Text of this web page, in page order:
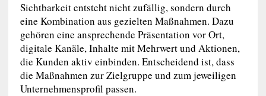
Sichtbarkeit entsteht nicht zufällig, sondern durch
eine Kombination aus gezielten Maßnahmen. Dazu
gehören eine ansprechende Präsentation vor Ort,
digitale Kanäle, Inhalte mit Mehrwert und Aktionen,
die Kunden aktiv einbinden. Entscheidend ist, dass
die Maßnahmen zur Zielgruppe und zum jeweiligen
Unternehmensprofil passen.